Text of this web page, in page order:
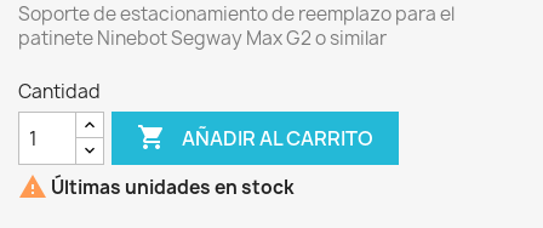
Soporte de estacionamiento de reemplazo para el
patinete Ninebot Segway Max G2 o similar
Cantidad
 AÑADIR AL CARRITO
 Últimas unidades en stock